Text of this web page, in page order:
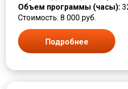
Инженерные системы
Инструктор
Испытатель
Калибровщик
Кассир
Комплектовщик
Объем программы (часы):
Стоимость: 8 000 руб.
Подробнее